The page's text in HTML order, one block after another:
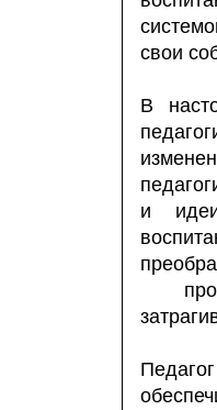
свои
В
и